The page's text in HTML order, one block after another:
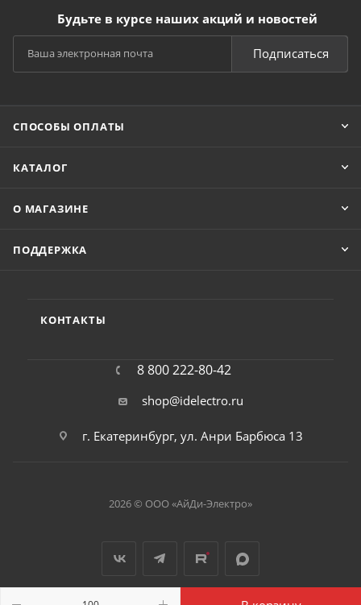
Будьте в курсе наших акций и новостей
Подписаться
СПОСОБЫ ОПЛАТЫ
КАТАЛОГ
О МАГАЗИНЕ
ПОДДЕРЖКА
КОНТАКТЫ
8 800 222-80-42
shop@idelectro.ru
г. Екатеринбург, ул. Анри Барбюса 13
2026 © ООО «АйДи-Электро»